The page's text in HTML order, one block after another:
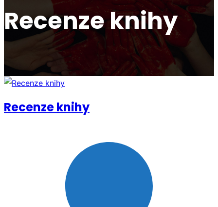
Recenze knihy
Recenze knihy